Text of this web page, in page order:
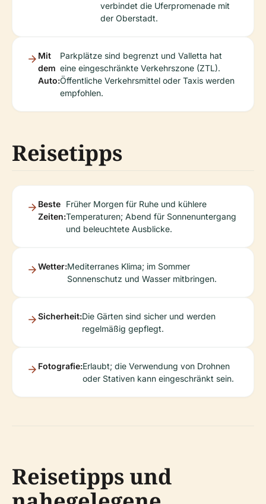
verbindet die Uferpromenade mit
der Oberstadt.
Mit
dem
Auto:
Parkplätze sind begrenzt und Valletta hat
eine eingeschränkte Verkehrszone (ZTL).
Öffentliche Verkehrsmittel oder Taxis werden
empfohlen.
Reisetipps
Beste
Zeiten:
Früher Morgen für Ruhe und kühlere
Temperaturen; Abend für Sonnenuntergang
und beleuchtete Ausblicke.
Wetter:Mediterranes Klima; im Sommer
Sonnenschutz und Wasser mitbringen.
Sicherheit:Die Gärten sind sicher und werden
regelmäßig gepflegt.
Fotografie:Erlaubt; die Verwendung von Drohnen
oder Stativen kann eingeschränkt sein.
Reisetipps und